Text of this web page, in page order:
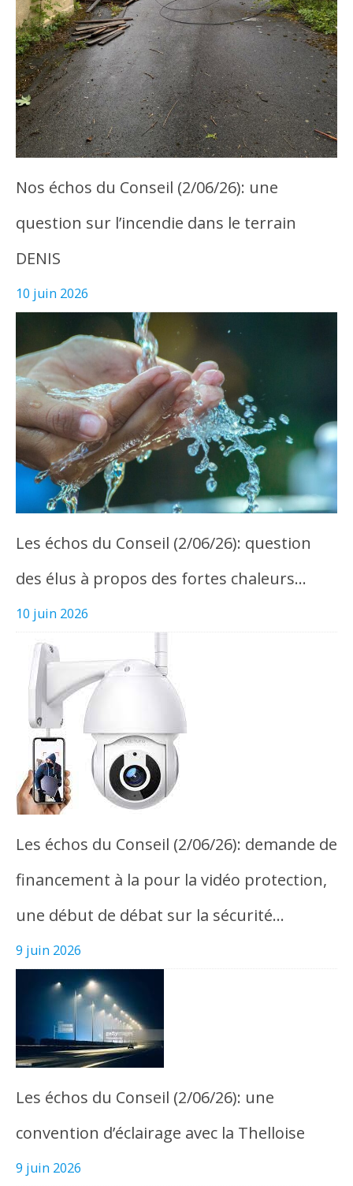
Nos échos du Conseil (2/06/26): une
question sur l’incendie dans le terrain
DENIS
10 juin 2026
Les échos du Conseil (2/06/26): question
des élus à propos des fortes chaleurs…
10 juin 2026
Les échos du Conseil (2/06/26): demande de
financement à la pour la vidéo protection,
une début de débat sur la sécurité…
9 juin 2026
Les échos du Conseil (2/06/26): une
convention d’éclairage avec la Thelloise
9 juin 2026